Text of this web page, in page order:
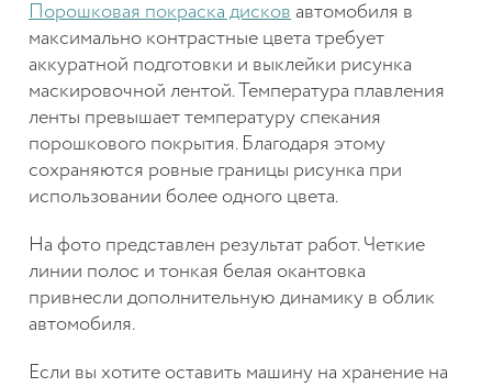
Порошковая покраска дисков автомобиля в
максимально контрастные цвета требует
аккуратной подготовки и выклейки рисунка
маскировочной лентой. Температура плавления
ленты превышает температуру спекания
порошкового покрытия. Благодаря этому
сохраняются ровные границы рисунка при
использовании более одного цвета.
На фото представлен результат работ. Четкие
линии полос и тонкая белая окантовка
привнесли дополнительную динамику в облик
автомобиля.
Если вы хотите оставить машину на хранение на